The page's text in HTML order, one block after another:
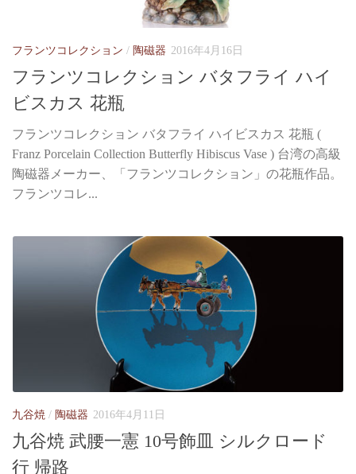
フランツコレクション / 陶磁器 2016年4月16日
フランツコレクション バタフライ ハイ
ビスカス 花瓶
フランツコレクション バタフライ ハイビスカス 花瓶 (
Franz Porcelain Collection Butterfly Hibiscus Vase ) 台湾の高級
陶磁器メーカー、「フランツコレクション」の花瓶作品。
フランツコレ...
九谷焼 / 陶磁器 2016年4月11日
九谷焼 武腰一憲 10号飾皿 シルクロード
行 帰路